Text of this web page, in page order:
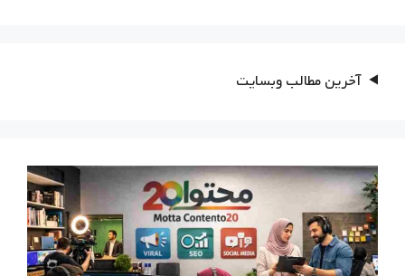
آخرین مطالب وبسایت